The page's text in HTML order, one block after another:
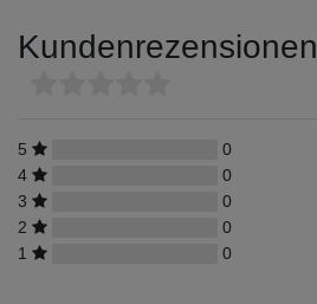
Kundenrezensionen
5
0
4
0
3
0
2
0
1
0